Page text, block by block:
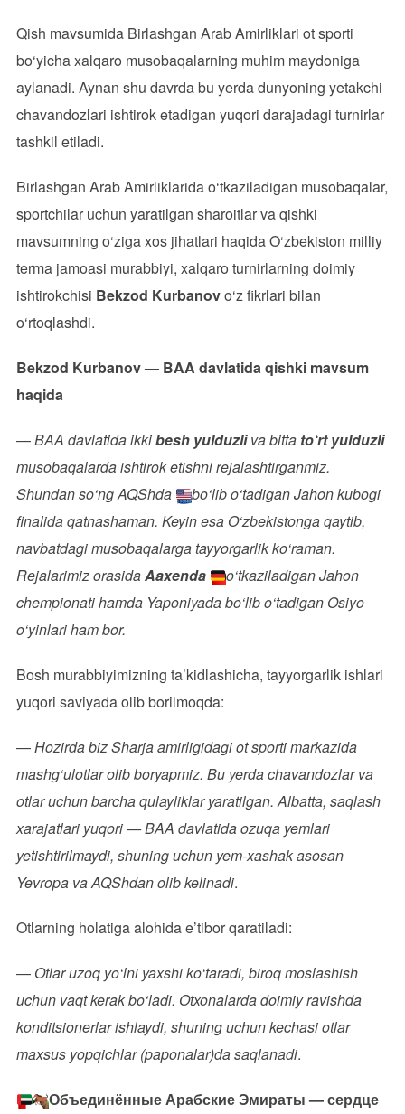
Qish mavsumida Birlashgan Arab Amirliklari ot sporti
bo‘yicha xalqaro musobaqalarning muhim maydoniga
aylanadi. Aynan shu davrda bu yerda dunyoning yetakchi
chavandozlari ishtirok etadigan yuqori darajadagi turnirlar
tashkil etiladi.
Birlashgan Arab Amirliklarida o‘tkaziladigan musobaqalar,
sportchilar uchun yaratilgan sharoitlar va qishki
mavsumning o‘ziga xos jihatlari haqida O‘zbekiston milliy
terma jamoasi murabbiyi, xalqaro turnirlarning doimiy
ishtirokchisi Bekzod Kurbanovo‘z fikrlari bilan
o‘rtoqlashdi.
Bekzod Kurbanov — BAA davlatida qishki mavsum
haqida
—BAA davlatida ikkibesh yulduzliva bitta to‘rt yulduzli
musobaqalarda ishtirok etishni rejalashtirganmiz.
Shundan so‘ng AQShda
bo‘lib o‘tadigan Jahon kubogi
finalida qatnashaman. Keyin esa O‘zbekistonga qaytib,
navbatdagi musobaqalarga tayyorgarlik ko‘raman.
Rejalarimiz orasidaAaxenda
o‘tkaziladigan Jahon
chempionati hamda Yaponiyada bo‘lib o‘tadigan Osiyo
o‘yinlari ham bor.
Bosh murabbiyimizning ta’kidlashicha, tayyorgarlik ishlari
yuqori saviyada olib borilmoqda:
—Hozirda biz Sharja amirligidagi ot sporti markazida
mashg‘ulotlar olib boryapmiz. Bu yerda chavandozlar va
otlar uchun barcha qulayliklar yaratilgan. Albatta, saqlash
xarajatlari yuqori — BAA davlatida ozuqa yemlari
yetishtirilmaydi, shuning uchun yem-xashak asosan
Yevropa va AQShdan olib kelinadi.
Otlarning holatiga alohida e’tibor qaratiladi:
— Otlar uzoq yo‘lni yaxshi ko‘taradi, biroq moslashish
uchun vaqt kerak bo‘ladi. Otxonalarda doimiy ravishda
konditsionerlar ishlaydi, shuning uchun kechasi otlar
maxsus yopqichlar (paponalar)da saqlanadi.
Объединённые Арабские Эмираты — сердце